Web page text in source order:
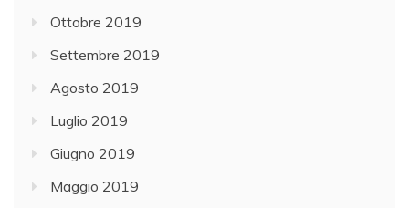
Ottobre 2019
Settembre 2019
Agosto 2019
Luglio 2019
Giugno 2019
Maggio 2019